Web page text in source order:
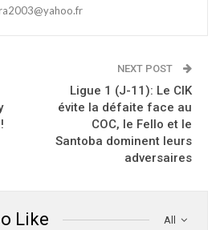
NEXT POST
Ligue 1 (J-11): Le CIK
évite la défaite face au
COC, le Fello et le
Santoba dominent leurs
adversaires
All
Like